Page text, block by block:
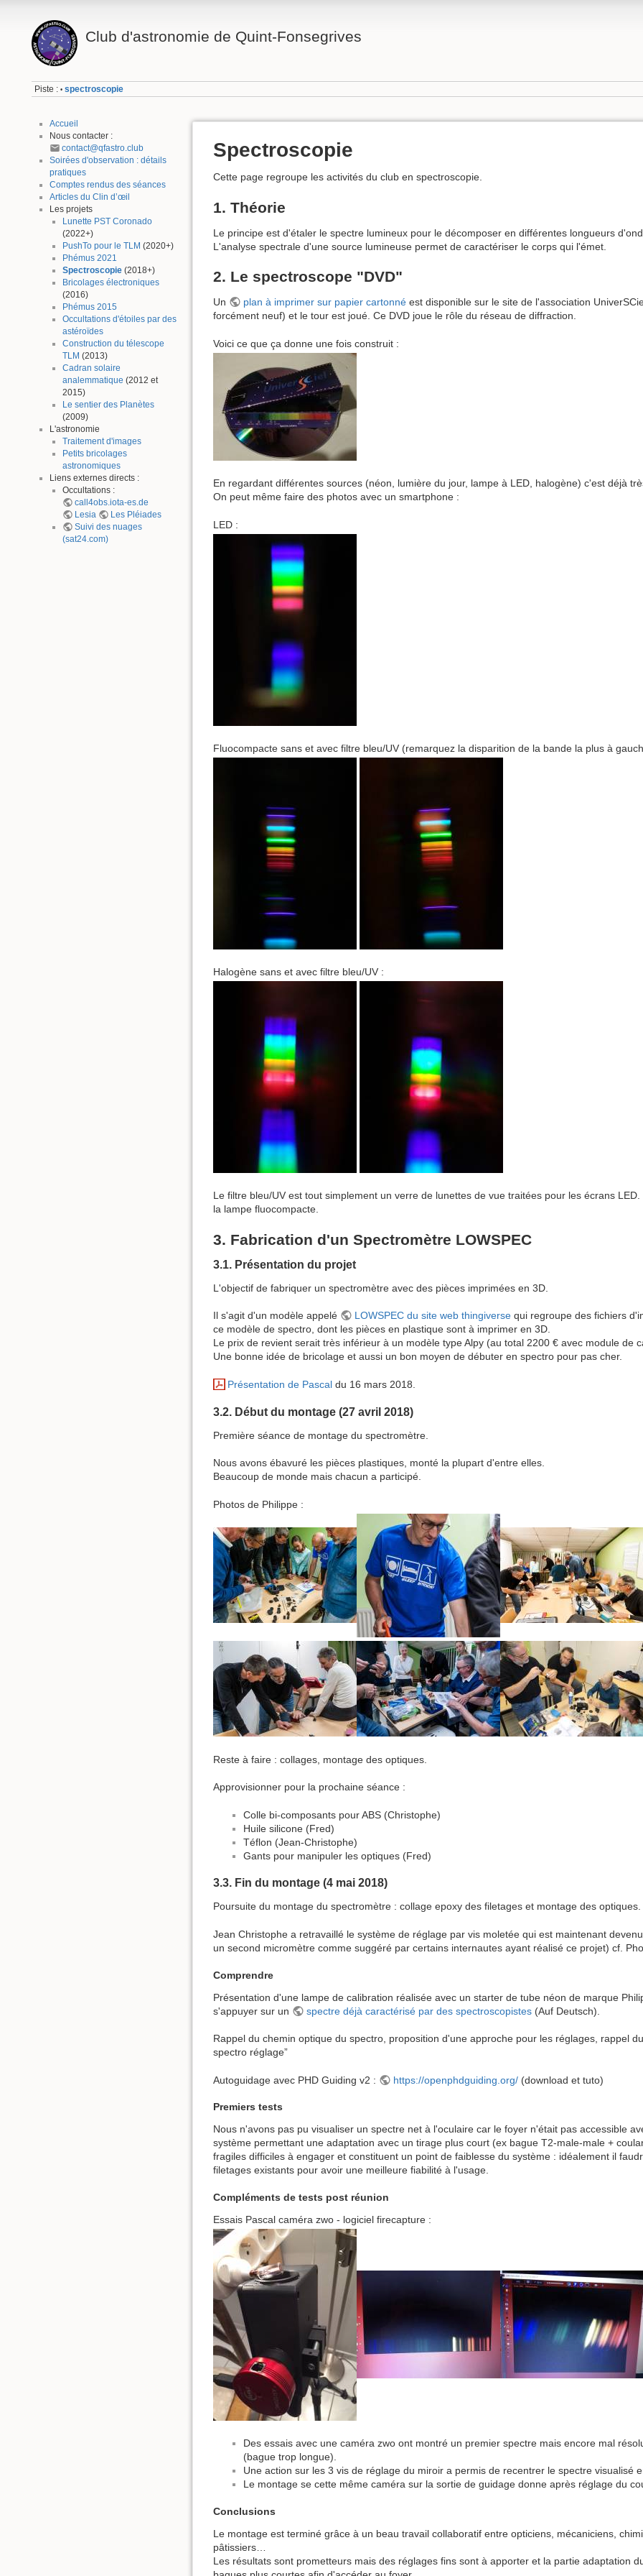
Club d'astronomie de Quint-Fonsegrives
Piste : • spectroscopie
Accueil
Nous contacter :
contact@qfastro.club
Soirées d'observation : détails
pratiques
Comptes rendus des séances
Articles du Clin d’œil
Les projets
Lunette PST Coronado
(2022+)
PushTo pour le TLM (2020+)
Phémus 2021
Spectroscopie(2018+)
Bricolages électroniques
(2016)
Phémus 2015
Occultations d'étoiles par des
astéroïdes
Construction du télescope
TLM (2013)
Cadran solaire
analemmatique (2012 et
2015)
Le sentier des Planètes
(2009)
L'astronomie
Traitement d'images
Petits bricolages
astronomiques
Liens externes directs :
Occultations :
call4obs.iota-es.de
Lesia
Les Pléiades
Suivi des nuages
(sat24.com)
Spectroscopie
Cette page regroupe les activités du club en spectroscopie.
1. Théorie
Le principe est d'étaler le spectre lumineux pour le décomposer en différentes longueurs
L'analyse spectrale d'une source lumineuse permet de caractériser le corps qui l'émet.
2. Le spectroscope "DVD"
Un plan à imprimer sur papier cartonnéest disponible sur le site de l'association
forcément neuf) et le tour est joué. Ce DVD joue le rôle du réseau de diffraction.
Voici ce que ça donne une fois construit :
En regardant différentes sources (néon, lumière du jour, lampe à LED, halogène) c'est déjà
On peut même faire des photos avec un smartphone :
LED :
Fluocompacte sans et avec filtre bleu/UV (remarquez la disparition de la bande la plus à
Halogène sans et avec filtre bleu/UV :
Le filtre bleu/UV est tout simplement un verre de lunettes de vue traitées pour les écrans
la lampe fluocompacte.
3. Fabrication d'un Spectromètre LOWSPEC
3.1. Présentation du projet
L'objectif de fabriquer un spectromètre avec des pièces imprimées en 3D.
Il s'agit d'un modèle appelé LOWSPEC du site web thingiversequi regroupe des fichiers
ce modèle de spectro, dont les pièces en plastique sont à imprimer en 3D.
Le prix de revient serait très inférieur à un modèle type Alpy (au total 2200 € avec module de
Une bonne idée de bricolage et aussi un bon moyen de débuter en spectro pour pas cher.
Présentation de Pascaldu 16 mars 2018.
3.2. Début du montage (27 avril 2018)
Première séance de montage du spectromètre.
Nous avons ébavuré les pièces plastiques, monté la plupart d'entre elles.
Beaucoup de monde mais chacun a participé.
Photos de Philippe :
Reste à faire : collages, montage des optiques.
Approvisionner pour la prochaine séance :
Colle bi-composants pour ABS (Christophe)
Huile silicone (Fred)
Téflon (Jean-Christophe)
Gants pour manipuler les optiques (Fred)
3.3. Fin du montage (4 mai 2018)
Poursuite du montage du spectromètre : collage epoxy des filetages et montage des optiques.
Jean Christophe a retravaillé le système de réglage par vis moletée qui est maintenant
un second micromètre comme suggéré par certains internautes ayant réalisé ce projet) cf.
Comprendre
Présentation d'une lampe de calibration réalisée avec un starter de tube néon de marque
s'appuyer sur un
spectre déjà caractérisé par des spectroscopistes(Auf Deutsch).
Rappel du chemin optique du spectro, proposition d'une approche pour les réglages, rappel
spectro réglage”
Autoguidage avec PHD Guiding v2 : https://openphdguiding.org/(download et tuto)
Premiers tests
Nous n'avons pas pu visualiser un spectre net à l'oculaire car le foyer n'était pas accessible
système permettant une adaptation avec un tirage plus court (ex bague T2-male-male +
fragiles difficiles à engager et constituent un point de faiblesse du système : idéalement il
filetages existants pour avoir une meilleure fiabilité à l'usage.
Compléments de tests post réunion
Essais Pascal caméra zwo - logiciel firecapture :
Des essais avec une caméra zwo ont montré un premier spectre mais encore mal
(bague trop longue).
Une action sur les 3 vis de réglage du miroir a permis de recentrer le spectre visualisé
Le montage se cette même caméra sur la sortie de guidage donne après réglage du
Conclusions
Le montage est terminé grâce à un beau travail collaboratif entre opticiens, mécaniciens,
pâtissiers…
Les résultats sont prometteurs mais des réglages fins sont à apporter et la partie adaptation